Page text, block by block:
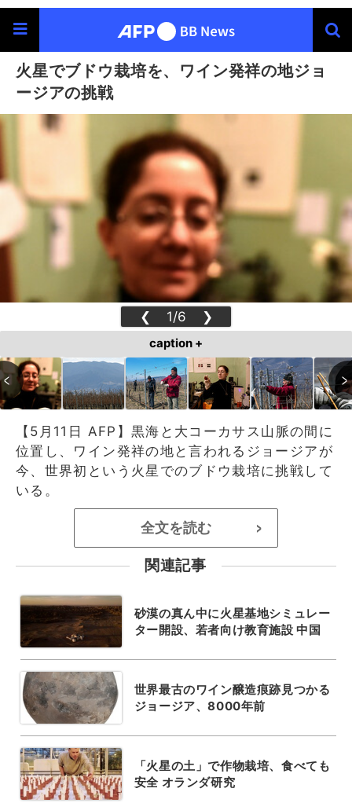
火星でブドウ栽培を、ワイン発祥の地ジョ
ージアの挑戦
❮ 1/6 ❯
caption +
【5月11日 AFP】黒海と大コーカサス山脈の間に
位置し、ワイン発祥の地と言われるジョージアが
今、世界初という火星でのブドウ栽培に挑戦して
いる。
全文を読む >
関連記事
砂漠の真ん中に火星基地シミュレー
ター開設、若者向け教育施設 中国
世界最古のワイン醸造痕跡見つかる
ジョージア、8000年前
「火星の土」で作物栽培、食べても
安全 オランダ研究